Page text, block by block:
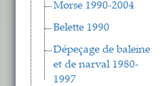
Morse 1990-2004
Belette 1990
Dépeçage de baleine
et de narval 1980-
1997